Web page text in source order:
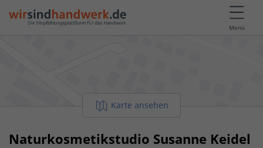
Menü
Karte ansehen
Naturkosmetikstudio Susanne Keidel